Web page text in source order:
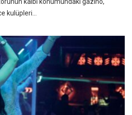
kalbi konumundaki gazino,
kulüpleri…